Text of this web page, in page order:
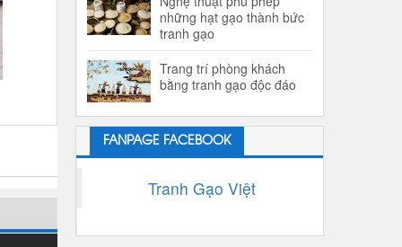
những hạt gạo thành bức
tranh gạo
Trang trí phòng khách
bằng tranh gạo độc đáo
FANPAGE FACEBOOK
Tranh Gạo Việt